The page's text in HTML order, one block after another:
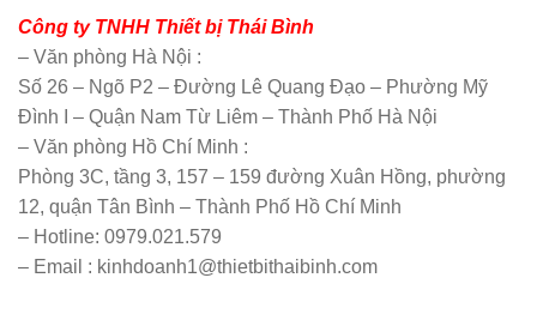
Công ty TNHH Thiết bị Thái Bình
– Văn phòng Hà Nội :
Số 26 – Ngõ P2 – Đường Lê Quang Đạo – Phường Mỹ
Đình I – Quận Nam Từ Liêm – Thành Phố Hà Nội
– Văn phòng Hồ Chí Minh :
Phòng 3C, tầng 3, 157 – 159 đường Xuân Hồng, phường
12, quận Tân Bình – Thành Phố Hồ Chí Minh
– Hotline: 0979.021.579
– Email : kinhdoanh1@thietbithaibinh.com